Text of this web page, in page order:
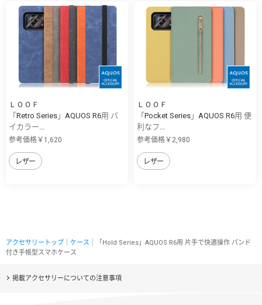
ＬＯＯＦ
「Retro Series」AQUOS R6用 バ
イカラー...
参考価格￥1,620
レザー
ＬＯＯＦ
「Pocket Series」AQUOS R6用 便
利なフ...
参考価格￥2,980
レザー
アクセサリートップ ケース ｜「Hold Series」AQUOS R6用 片手で快適操作 バンド
付き手帳型スマホケース
掲載アクセサリーについての注意事項